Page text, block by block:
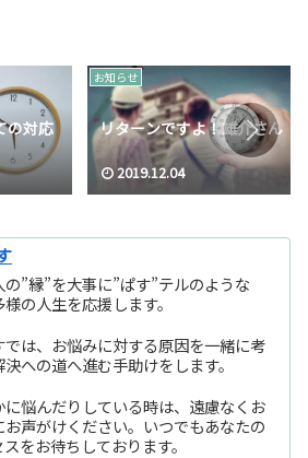
の対応
お知らせ
リターンですよ！雄介さん
2019.12.04
の”縁”を大事に”ぱす”テルのような
の人生を応援します。
では、お悩みに対する原因を一緒に考
決への道へ進む手助けをします。
に悩んだりしている時は、遠慮なくお
お声がけください。いつでもあなたの
をお待ちしております。